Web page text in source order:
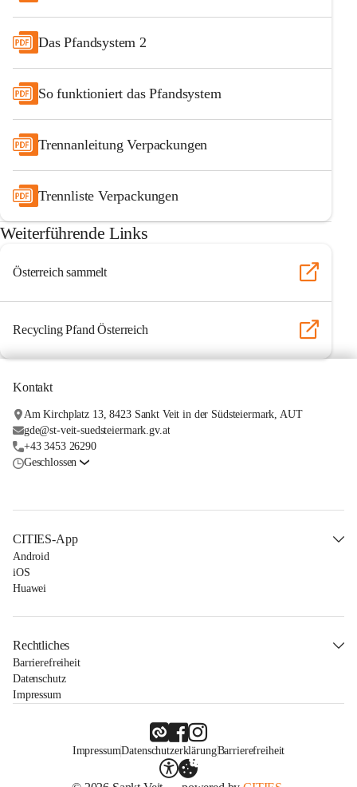
Das Pfandsystem 2
So funktioniert das Pfandsystem
Trennanleitung Verpackungen
Trennliste Verpackungen
Weiterführende Links
Österreich sammelt
Recycling Pfand Österreich
Kontakt
Am Kirchplatz 13, 8423 Sankt Veit in der Südsteiermark, AUT
gde@st-veit-suedsteiermark.gv.at
+43 3453 26290
Geschlossen
CITIES-App
Android
iOS
Huawei
Rechtliches
Barrierefreiheit
Datenschutz
Impressum
ImpressumDatenschutzerklärungBarrierefreiheit